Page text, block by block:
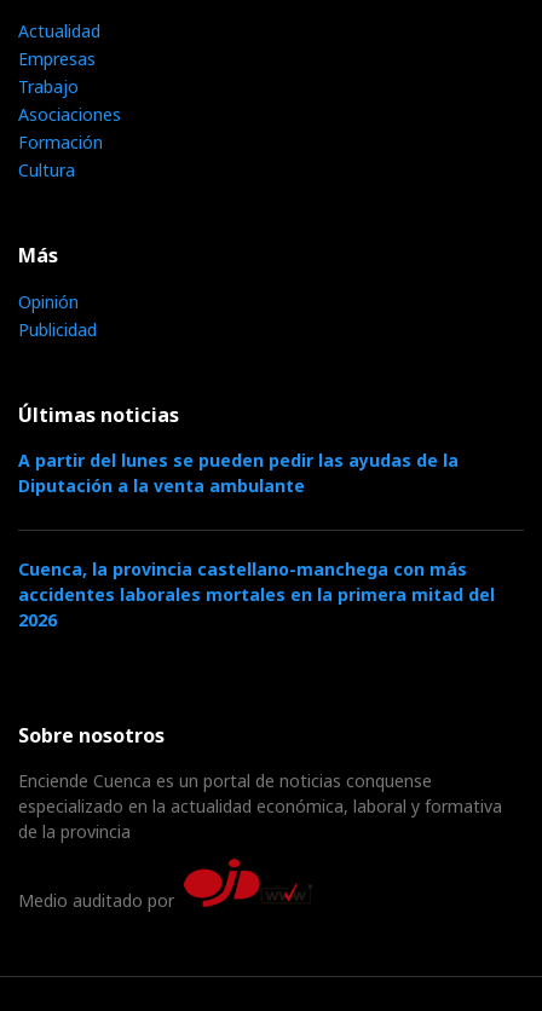
Actualidad
Empresas
Trabajo
Asociaciones
Formación
Cultura
Más
Opinión
Publicidad
Últimas noticias
A partir del lunes se pueden pedir las ayudas de la
Diputación a la venta ambulante
Cuenca, la provincia castellano-manchega con más
accidentes laborales mortales en la primera mitad del
2026
Sobre nosotros
Enciende Cuenca es un portal de noticias conquense
especializado en la actualidad económica, laboral y formativa
de la provincia
Medio auditado por